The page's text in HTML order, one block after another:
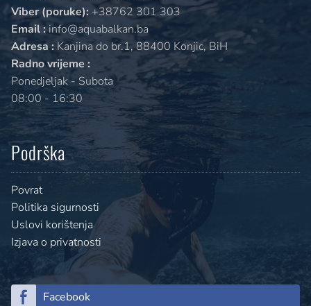
Viber (poruke): +38762 301 303
Email :info@aquabalkan.ba
Adresa : Kanjina do br.1, 88400 Konjic, BiH
Radno vrijeme :
Ponedjeljak - Subota
08:00 - 16:30
Podrška
Povrat
Politika sigurnosti
Uslovi korištenja
Izjava o privatnosti
Facebook